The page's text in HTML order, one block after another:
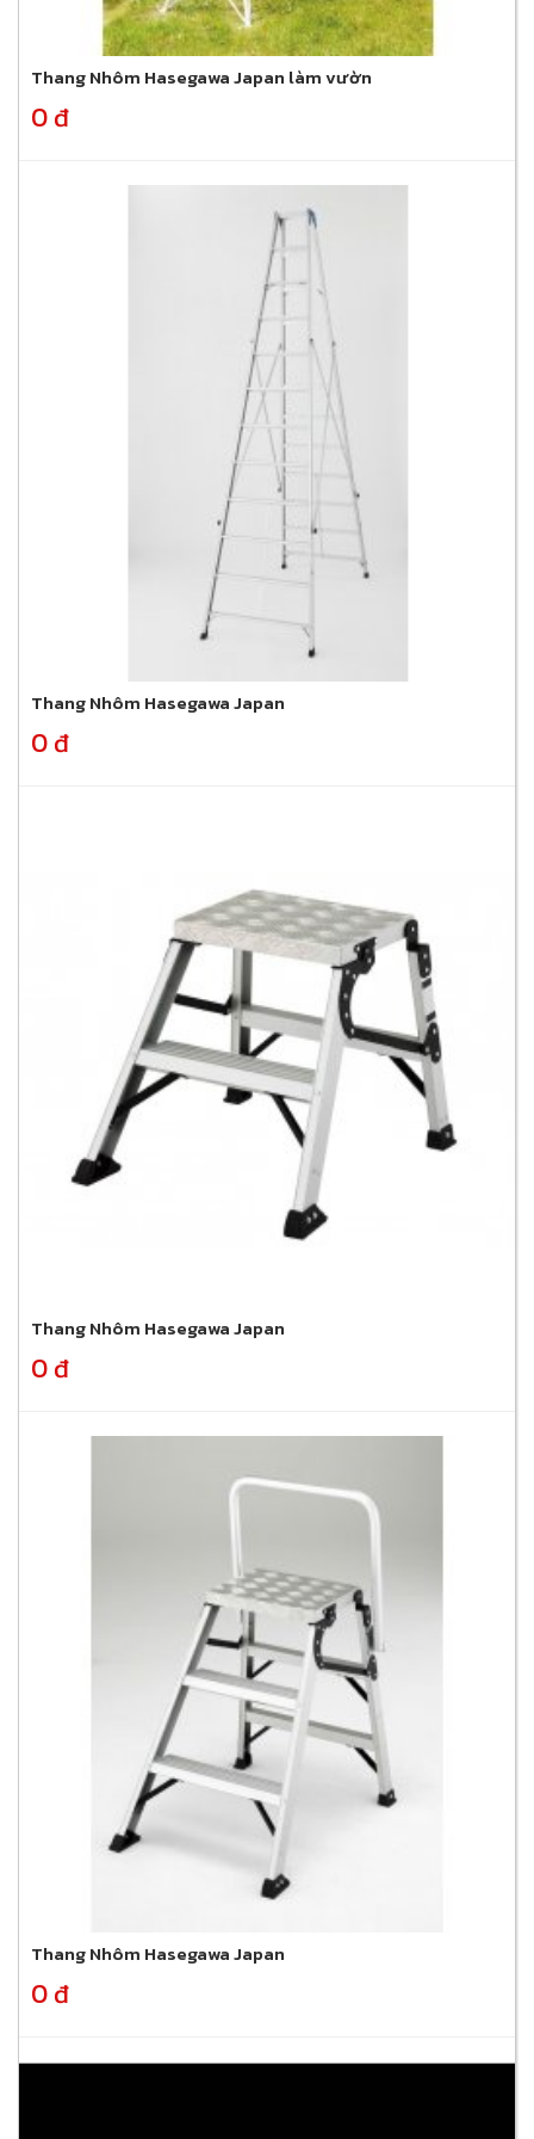
Thang Nhôm Hasegawa Japan làm vườn
0 đ
Thang Nhôm Hasegawa Japan
0 đ
Thang Nhôm Hasegawa Japan
0 đ
Thang Nhôm Hasegawa Japan
0 đ